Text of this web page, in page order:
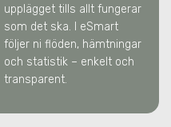
upplägget tills allt fungerar
som det ska. I eSmart
följer ni flöden, hämtningar
och statistik – enkelt och
transparent.